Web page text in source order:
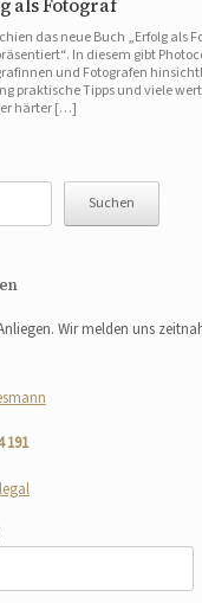
als Fotograf
das neue Buch „Erfolg als
In diesem gibt
und Fotografen
praktische Tipps und viele
härter […]
Suchen
Wir melden uns
191